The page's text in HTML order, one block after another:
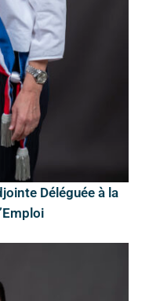
Déléguée à la